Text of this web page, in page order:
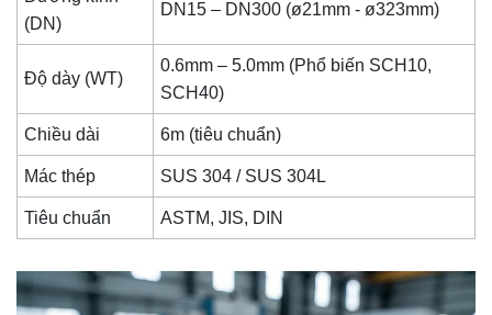
(DN)
DN15 – DN300 (ø21mm - ø323mm)
Độ dày (WT)
0.6mm – 5.0mm (Phổ biến SCH10,
SCH40)
Chiều dài 6m (tiêu chuẩn)
Mác thép SUS 304 / SUS 304L
Tiêu chuẩn ASTM, JIS, DIN